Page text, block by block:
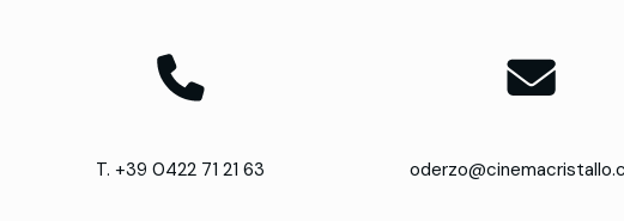
T. +39 0422 71 21 63